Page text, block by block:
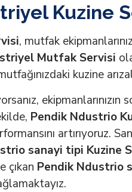
Kuzine
, mutfak
Mutfak Servisi
kuzine
ekipmanlarınızın
Pendik Ndustrio
artırıyoruz.
sanayi tipi Kuzine
çıkan Pendik Ndustrio